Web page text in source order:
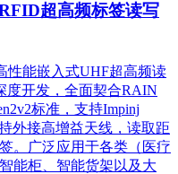
超高频标签读写
性能嵌入式UHF超高频读
度开发，全面契合RAIN
标准，支持Impinj
外接高增益天线，读取距
。广泛应用于各类（医疗
能柜、智能货架以及大